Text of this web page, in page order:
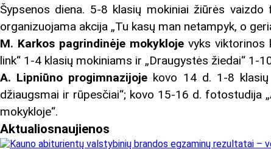
Šypsenos diena. 5-8 klasių mokiniai žiūrės
organizuojama akcija „Tu kasų man netampyk, o
M. Karkos pagrindinėje mokyklojevyks viktorinos
link“ 1-4 klasių mokiniams ir „Draugystės žiedai“ 1-
A. Lipniūno progimnazijoje kovo 14 d. 1-8
džiaugsmai ir rūpesčiai“; kovo 15-16 d. fotostudija
mokykloje“.
Aktualiosnaujienos